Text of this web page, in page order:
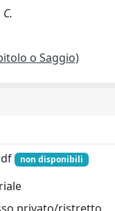
o Saggio)
non disponibili